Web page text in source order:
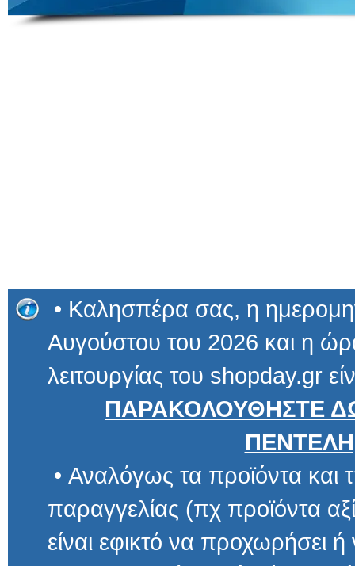
• Καλησπέρα σας, η
Αυγούστου του 2026 και η
λειτουργίας του shopday.gr
ΠΑΡΑΚΟΛΟΥΘΗΣΤΕ
• Αναλόγως τα προϊόντα και
παραγγελίας (πχ προϊόντα αξίας
είναι εφικτό να προχωρήσει ή να
αντικαταβολή παρά μόνο μετά
οφείλεται στο ότι το site μας τώρα
τους πρώην προμηθευτές μας